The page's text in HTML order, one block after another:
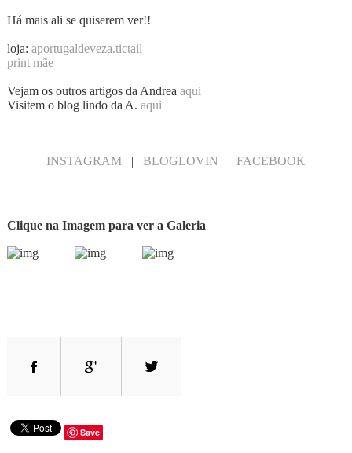
Há mais ali se quiserem ver!!
loja: aportugaldeveza.tictail
print mãe
Vejam os outros artigos da Andrea aqui
Visitem o blog lindo da A. aqui
INSTAGRAM| BLOGLOVIN | FACEBOOK
Clique na Imagem para ver a Galeria
Save